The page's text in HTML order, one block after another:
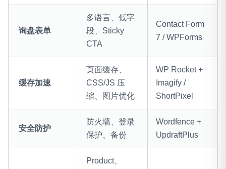
询盘表单
多语言、低字
段、Sticky
CTA
Contact Form
7 / WPForms
缓存加速
页面缓存、
CSS/JS 压
缩、图片优化
WP Rocket +
Imagify /
ShortPixel
安全防护
防火墙、登录
保护、备份
Wordfence +
UpdraftPlus
Product、